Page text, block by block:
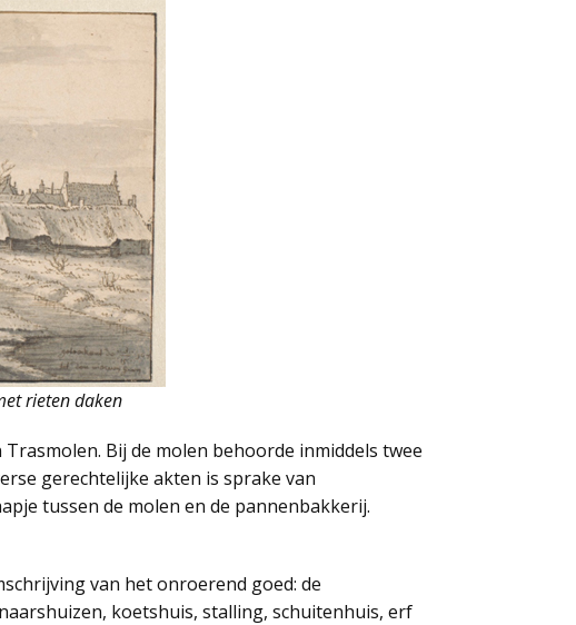
rieten daken
Bij de molen behoorde inmiddels twee
gerechtelijke akten is sprake van
tussen de molen en de pannenbakkerij.
van het onroerend goed: de
koetshuis, stalling, schuitenhuis, erf